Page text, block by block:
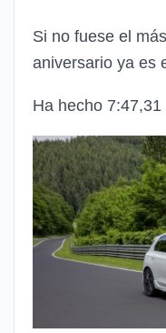
Si no fuese el
aniversario ya es
Ha hecho 7:47,31